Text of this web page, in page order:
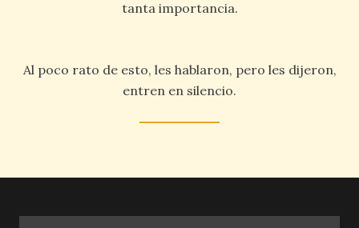
tanta importancia.
Al poco rato de esto, les hablaron, pero les dijeron,
entren en silencio.